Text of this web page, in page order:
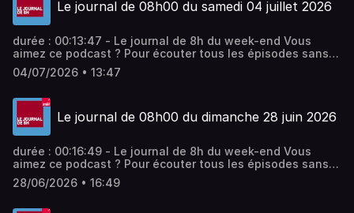
Le journal de 08h00 du samedi 04 juillet 2026
durée : 00:13:47 - Le journal de 8h du week-end Vous
aimez ce podcast ? Pour écouter tous les épisodes sans
limite, rendez-vous sur Radio France
04/07/2026 • 13:47
Le journal de 08h00 du dimanche 28 juin 2026
durée : 00:16:49 - Le journal de 8h du week-end Vous
aimez ce podcast ? Pour écouter tous les épisodes sans
limite, rendez-vous sur Radio France
28/06/2026 • 16:49